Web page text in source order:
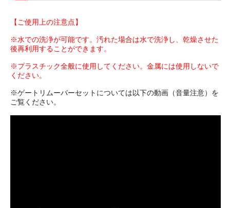
【ご使用上の注意点】
※水での洗浄が可能です。汚れた場合は水で洗浄し、乾燥させた
後再利用することができます。
※プラスチック全般に使用してください。金属には使用しないで
ください。
※ゲートリムーバーセットについては以下の動画（音量注意）を
ご覧ください。